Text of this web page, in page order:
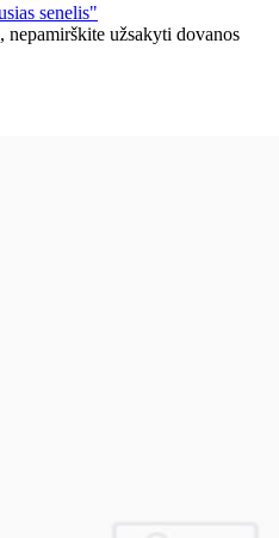
senelis"
užsakyti dovanos